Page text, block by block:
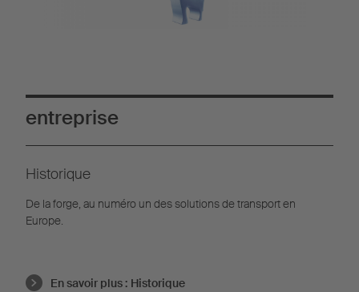
entreprise
Historique
De la forge, au numéro un des solutions de transport en
Europe.
En savoir plus : Historique